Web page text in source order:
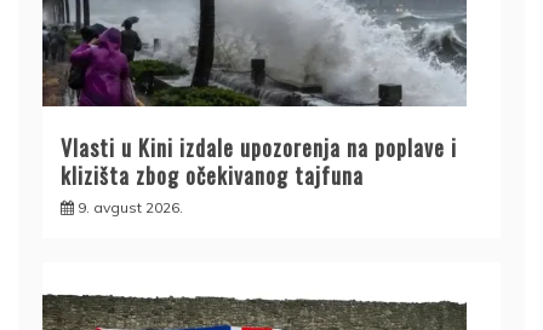
Vlasti u Kini izdale upozorenja na poplave i
klizišta zbog očekivanog tajfuna
9. avgust 2026.